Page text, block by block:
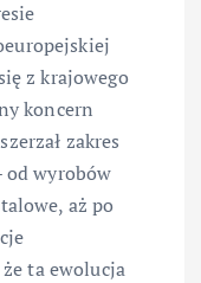
z krajowego
koncern
zakres
od wyrobów
aż po
ta ewolucja